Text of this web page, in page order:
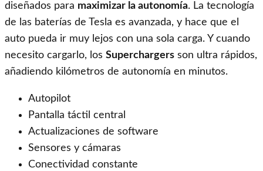
diseñados para maximizar la autonomía. La tecnología
de las baterías de Tesla es avanzada, y hace que el
auto pueda ir muy lejos con una sola carga. Y cuando
necesito cargarlo, los Superchargers son ultra rápidos,
añadiendo kilómetros de autonomía en minutos.
Autopilot
Pantalla táctil central
Actualizaciones de software
Sensores y cámaras
Conectividad constante